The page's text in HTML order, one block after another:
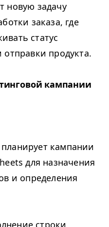
новую задачу
заказа, где
статус
продукта.
кампании
кампании
для назначения
и определения